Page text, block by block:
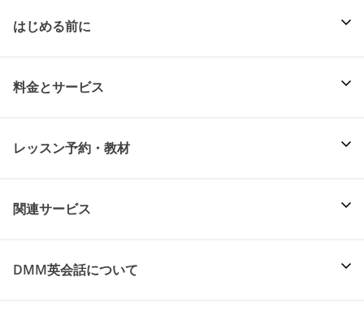
はじめる前に
料金とサービス
レッスン予約・教材
関連サービス
DMM英会話について